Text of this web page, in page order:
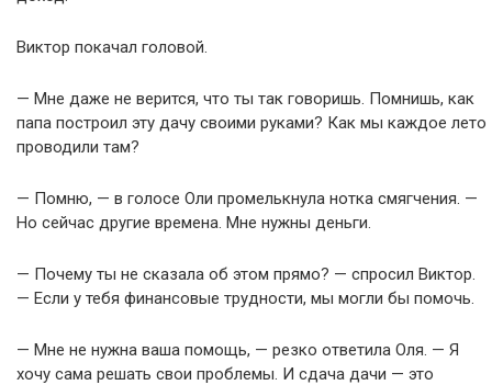
Виктор покачал головой.
— Мне даже не верится, что ты так говоришь. Помнишь, как
папа построил эту дачу своими руками? Как мы каждое лето
проводили там?
— Помню, — в голосе Оли промелькнула нотка смягчения. —
Но сейчас другие времена. Мне нужны деньги.
— Почему ты не сказала об этом прямо? — спросил Виктор.
— Если у тебя финансовые трудности, мы могли бы помочь.
— Мне не нужна ваша помощь, — резко ответила Оля. — Я
хочу сама решать свои проблемы. И сдача дачи — это